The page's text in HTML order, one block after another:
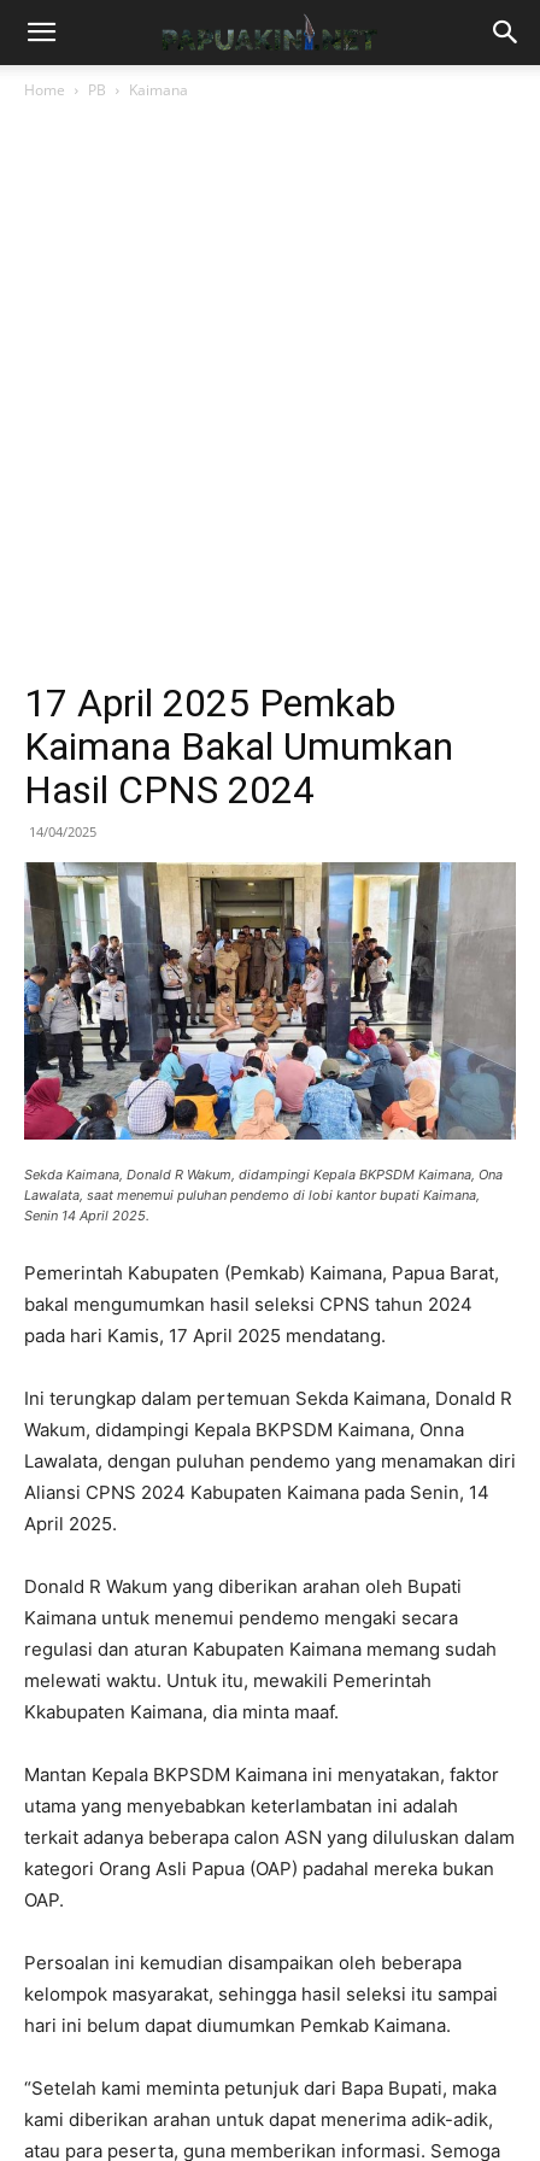
Home PB Kaimana
17 April 2025 Pemkab
Kaimana Bakal Umumkan
Hasil CPNS 2024
14/04/2025
Sekda Kaimana, Donald R Wakum, didampingi Kepala BKPSDM Kaimana, Ona
Lawalata, saat menemui puluhan pendemo di lobi kantor bupati Kaimana,
Senin 14 April 2025.
Pemerintah Kabupaten (Pemkab) Kaimana, Papua Barat,
bakal mengumumkan hasil seleksi CPNS tahun 2024
pada hari Kamis, 17 April 2025 mendatang.
Ini terungkap dalam pertemuan Sekda Kaimana, Donald R
Wakum, didampingi Kepala BKPSDM Kaimana, Onna
Lawalata, dengan puluhan pendemo yang menamakan diri
Aliansi CPNS 2024 Kabupaten Kaimana pada Senin, 14
April 2025.
Donald R Wakum yang diberikan arahan oleh Bupati
Kaimana untuk menemui pendemo mengaki secara
regulasi dan aturan Kabupaten Kaimana memang sudah
melewati waktu. Untuk itu, mewakili Pemerintah
Kkabupaten Kaimana, dia minta maaf.
Mantan Kepala BKPSDM Kaimana ini menyatakan, faktor
utama yang menyebabkan keterlambatan ini adalah
terkait adanya beberapa calon ASN yang diluluskan dalam
kategori Orang Asli Papua (OAP) padahal mereka bukan
OAP.
Persoalan ini kemudian disampaikan oleh beberapa
kelompok masyarakat, sehingga hasil seleksi itu sampai
hari ini belum dapat diumumkan Pemkab Kaimana.
“Setelah kami meminta petunjuk dari Bapa Bupati, maka
kami diberikan arahan untuk dapat menerima adik-adik,
atau para peserta, guna memberikan informasi. Semoga